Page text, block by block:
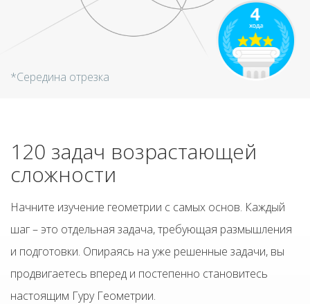
*Середина отрезка
120 задач возрастающей
сложности
Начните изучение геометрии с самых основ. Каждый
шаг – это отдельная задача, требующая размышления
и подготовки. Опираясь на уже решенные задачи, вы
продвигаетесь вперед и постепенно становитесь
настоящим Гуру Геометрии.